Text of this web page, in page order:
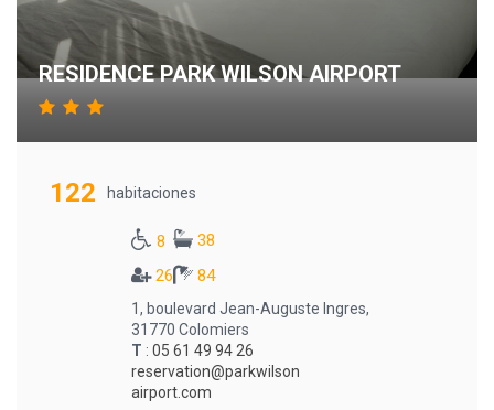
RESIDENCE PARK WILSON AIRPORT
122 habitaciones
8
38
26
84
1, boulevard Jean-Auguste Ingres,
31770 Colomiers
T : 05 61 49 94 26
reservation@parkwilson
airport.com